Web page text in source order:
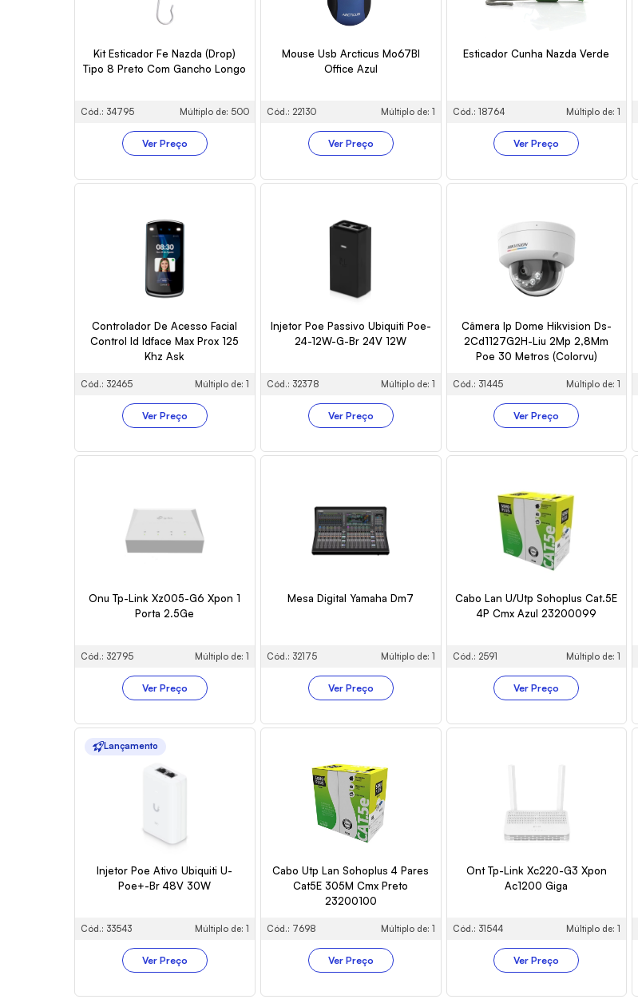
Kit Esticador Fe Nazda (Drop)
Tipo 8 Preto Com Gancho Longo
Cód.: 34795 Múltiplo de: 500
Ver Preço
Mouse Usb Arcticus Mo67Bl
Office Azul
Cód.: 22130 Múltiplo de: 1
Ver Preço
Esticador Cunha Nazda Verde
Cód.: 18764 Múltiplo de: 1
Ver Preço
Controlador De Acesso Facial
Control Id Idface Max Prox 125
Khz Ask
Cód.: 32465 Múltiplo de: 1
Ver Preço
Injetor Poe Passivo Ubiquiti Poe-
24-12W-G-Br 24V 12W
Cód.: 32378 Múltiplo de: 1
Ver Preço
Câmera Ip Dome Hikvision Ds-
2Cd1127G2H-Liu 2Mp 2,8Mm
Poe 30 Metros (Colorvu)
Cód.: 31445 Múltiplo de: 1
Ver Preço
Onu Tp-Link Xz005-G6 Xpon 1
Porta 2.5Ge
Cód.: 32795 Múltiplo de: 1
Ver Preço
Mesa Digital Yamaha Dm7
Cód.: 32175 Múltiplo de: 1
Ver Preço
Cabo Lan U/Utp Sohoplus Cat.5E
4P Cmx Azul 23200099
Cód.: 2591 Múltiplo de: 1
Ver Preço
Lançamento
Injetor Poe Ativo Ubiquiti U-
Poe+-Br 48V 30W
Cód.: 33543 Múltiplo de: 1
Ver Preço
Cabo Utp Lan Sohoplus 4 Pares
Cat5E 305M Cmx Preto
23200100
Cód.: 7698 Múltiplo de: 1
Ver Preço
Ont Tp-Link Xc220-G3 Xpon
Ac1200 Giga
Cód.: 31544 Múltiplo de: 1
Ver Preço